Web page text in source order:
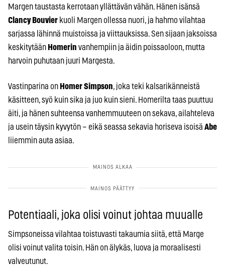
Margen taustasta kerrotaan yllättävän vähän. Hänen isänsä
Clancy Bouvier kuoli Margen ollessa nuori, ja hahmo vilahtaa
sarjassa lähinnä muistoissa ja viittauksissa. Sen sijaan jaksoissa
keskitytään Homerin vanhempiin ja äidin poissaoloon, mutta
harvoin puhutaan juuri Margesta.
Vastinparina on Homer Simpson, joka teki kalsarikänneistä
käsitteen, syö kuin sika ja juo kuin sieni. Homerilta taas puuttuu
äiti, ja hänen suhteensa vanhemmuuteen on sekava, ailahteleva
ja usein täysin kyvytön – eikä seassa sekavia horiseva isoisä Abe
liiemmin auta asiaa.
Potentiaali, joka olisi voinut johtaa muualle
Simpsoneissa vilahtaa toistuvasti takaumia siitä, että Marge
olisi voinut valita toisin. Hän on älykäs, luova ja moraalisesti
valveutunut.